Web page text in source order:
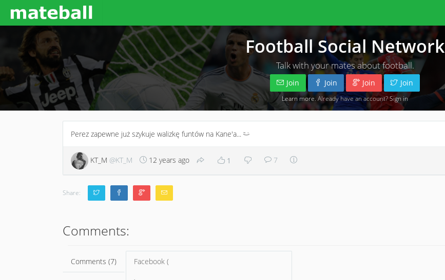
Football Social Network
Talk with your mates about football.
Join Join Join Join
Learn more . Already have an account?Sign in
Perez zapewne już szykuje walizkę funtów na Kane'a... ;)
KT_M @KT_M 12 years ago 1 7
Share:
Comments:
Comments (7) Facebook (